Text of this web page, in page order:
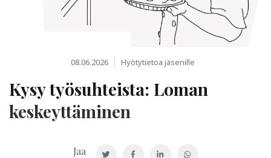
08.06.2026 Hyötytietoa jäsenille
Kysy työsuhteista: Loman
keskeyttäminen
Jaa